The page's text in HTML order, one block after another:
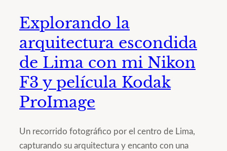
Explorando la
arquitectura escondida
de Lima con mi Nikon
F3 y película Kodak
ProImage
Un recorrido fotográfico por el centro de Lima,
capturando su arquitectura y encanto con una